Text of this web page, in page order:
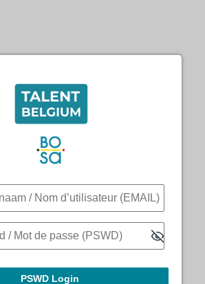
/ Nom d’utilisateur (EMAIL)
de passe (PSWD)